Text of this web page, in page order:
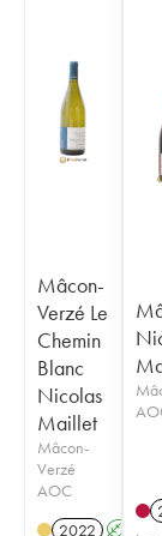
Mâcon-
Verzé Le
Chemin
Blanc
Nicolas
Maillet
Mâcon-
Verzé
AOC
2022 A